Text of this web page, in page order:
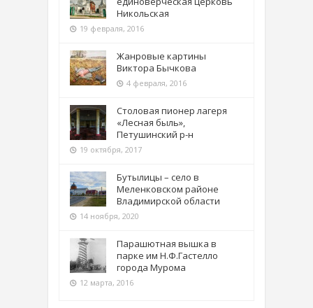
Никольская
19 февраля, 2016
Жанровые картины
Виктора Бычкова
4 февраля, 2016
Столовая пионер лагеря
«Лесная быль»,
Петушинский р-н
19 октября, 2017
Бутылицы – село в
Меленковском районе
Владимирской области
14 ноября, 2020
Парашютная вышка в
парке им Н.Ф.Гастелло
города Мурома
12 марта, 2016